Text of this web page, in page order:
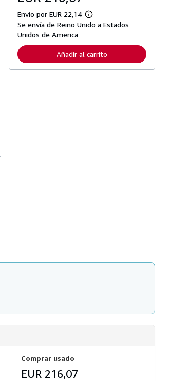
Envío por EUR 22,14
M
á
f
o
r
n
Se envía de Reino Unido a Estados
Unidos de America
Añadir al carrito
Comprar usado
EUR 216,07